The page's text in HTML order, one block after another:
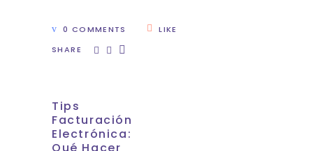
0 COMMENTS
LIKE
SHARE
Tips
Facturación
Electrónica:
Qué Hacer